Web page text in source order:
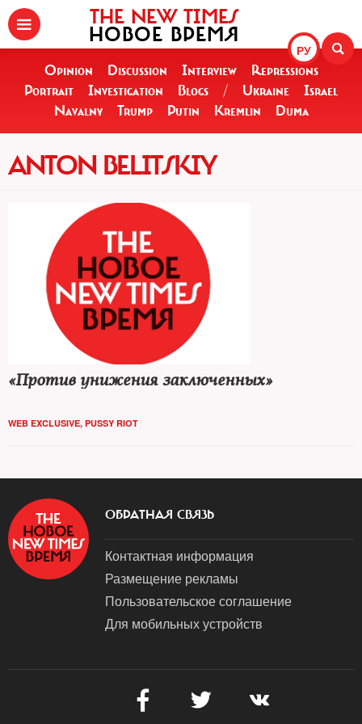
РУ
THE NEW TIMES
НОВОЕ ВРЕМЯ
Opinion Discussion Interview
Repressions
Portrait
Investigation Blogs / Ukraine
Israel
Navalny
Trump Putin Kremlin Duma
ANTON BELITSKIY
«Против унижения заключенных»
WEB EXCLUSIVE, PUSSY RIOT
ОБРАТНАЯ СВЯЗЬ
Контактная информация
Размещение рекламы
Пользовательское соглашение
Для мобильных устройств